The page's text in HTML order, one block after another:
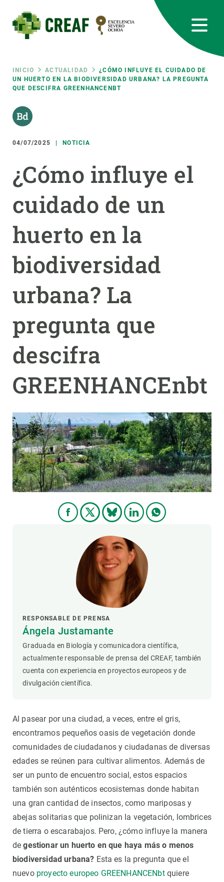
contenido
principal
Ruta
de
navegación
INICIO ACTUALIDAD
¿CÓMO INFLUYE EL CUIDADO DE
UN HUERTO EN LA BIODIVERSIDAD URBANA? LA PREGUNTA
QUE DESCIFRA GREENHANCENBT
04/07/2025 NOTICIA
¿Cómo influye el
cuidado de un
huerto en la
biodiversidad
urbana? La
pregunta que
descifra
GREENHANCEnbt
RESPONSABLE DE PRENSA
Ángela Justamante
Graduada en Biología y comunicadora científica,
actualmente responsable de prensa del CREAF, también
cuenta con experiencia en proyectos europeos y de
divulgación científica.
Al pasear por una ciudad, a veces, entre el gris,
encontramos pequeños oasis de vegetación donde
comunidades de ciudadanos y ciudadanas de diversas
edades se reúnen para cultivar alimentos. Además de
ser un punto de encuentro social, estos espacios
también son auténticos ecosistemas donde habitan
una gran cantidad de insectos, como mariposas y
abejas solitarias que polinizan la vegetación, lombrices
de tierra o escarabajos. Pero, ¿cómo influye la manera
degestionar un huerto en que haya más o menos
biodiversidad urbana? Esta es la pregunta que el
nuevo proyecto europeo GREENHANCENbtquiere
RRSS
Featured
responsive
Responsive
menu
INVESTIGACIÓN
CIENCIA EN ACCIÓN
NOTICIAS Y AGENDA